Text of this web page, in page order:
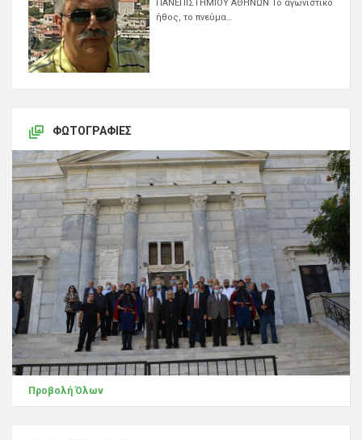
ΠΑΝΕΠΙΣΤΗΜΙΟΥ ΑΘΗΝΩΝ Το αγωνιστικό
ήθος, το πνεύμα…
ΦΩΤΟΓΡΑΦΊΕΣ
Προβολή Όλων